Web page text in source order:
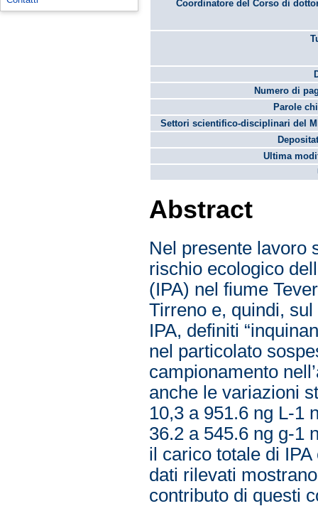
Coordinatore del Corso di
Numero di
Parole
Settori scientifico-disciplinari del
Ultima
Abstract
Nel presente lavoro
rischio ecologico
(IPA) nel fiume
Tirreno e, quindi,
IPA, definiti
nel particolato
campionamento
anche le variazioni
10,3 a 951.6 ng L-1
36.2 a 545.6 ng g-1
il carico totale di
dati rilevati
contributo di questi